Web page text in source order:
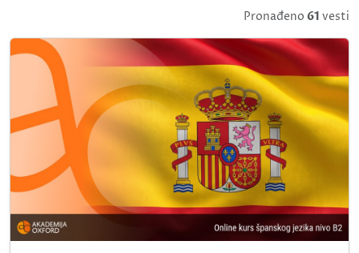
Pronađeno 61 vesti